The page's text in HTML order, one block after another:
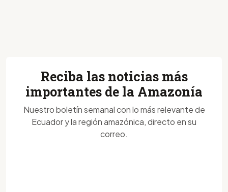
Reciba las noticias más
importantes de la Amazonía
Nuestro boletín semanal con lo más relevante de
Ecuador y la región amazónica, directo en su
correo.